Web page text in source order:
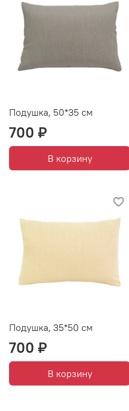
Подушка, 50*35 см
700 ₽
В корзину
Подушка, 35*50 см
700 ₽
В корзину